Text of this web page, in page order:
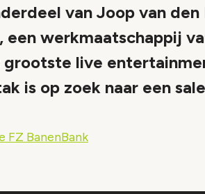
van Joop van den
werkmaatschappij
grootste live
is op zoek naar een
FZ BanenBank